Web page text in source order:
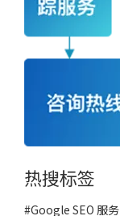
热搜标签
#Google SEO 服务